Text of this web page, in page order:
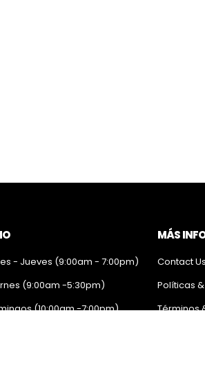
- Jueves (9:00am - 7:00pm)
(9:00am -5:30pm)
(10:00am -7:00pm)
MÁS
Contact Us
Políticas
Términos